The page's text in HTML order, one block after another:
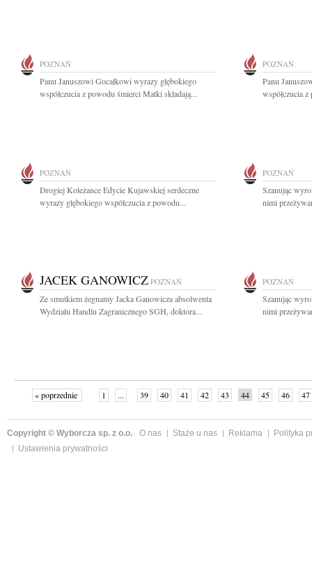
POZNAŃ
Panu Januszowi Gocałkowi wyrazy głębokiego
współczucia z powodu śmierci Matki składają...
POZNAŃ
Panu
współczucia
POZNAŃ
Drogiej Koleżance Edycie Kujawskiej serdeczne
wyrazy głębokiego współczucia z powodu...
POZNAŃ
Szanując
nimi
JACEK GANOWICZ POZNAŃ
Ze smutkiem żegnamy Jacka Ganowicza absolwenta
Wydziału Handlu Zagranicznego SGH, doktora...
POZNAŃ
Szanując
nimi
« poprzednie 1 ... 39 40 41 42 43 44 45 46 47
Copyright © Wyborcza sp. z o.o. O nas Staże u nas Reklama
Polityka
Ustawienia prywatności